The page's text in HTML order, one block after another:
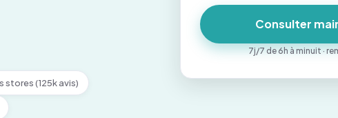
stores (125k avis)
Consulter
7j/7 de 6h à minuit ·